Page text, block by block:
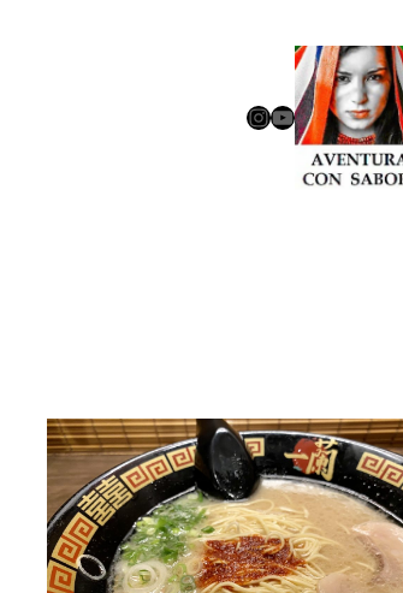
InstagramYouTube